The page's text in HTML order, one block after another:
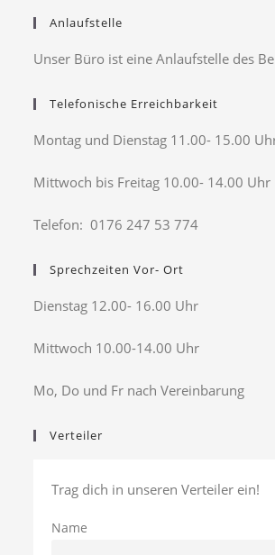
Anlaufstelle
Unser Büro ist eine Anlaufstelle des
Telefonische Erreichbarkeit
Montag und Dienstag 11.00- 15.00
Mittwoch bis Freitag 10.00- 14.00 Uhr
Telefon: 0176 247 53 774
Sprechzeiten Vor- Ort
Dienstag 12.00- 16.00 Uhr
Mittwoch 10.00-14.00 Uhr
Mo, Do und Fr nach Vereinbarung
Verteiler
Trag dich in unseren Verteiler ein!
Name